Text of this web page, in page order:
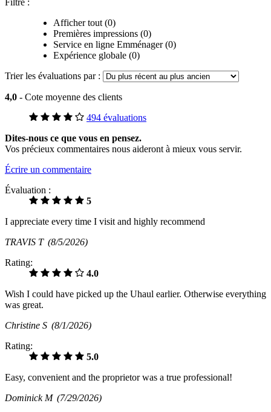
Afficher tout (0)
Premières impressions (0)
Service en ligne Emménager (0)
Expérience globale (0)
Trier les évaluations par :
4,0 - Cote moyenne des clients
494 évaluations
Dites-nous ce que vous en pensez.
Vos précieux commentaires nous aideront à mieux vous servir.
Écrire un commentaire
Évaluation :
5
I appreciate every time I visit and highly recommend
TRAVIS T (8/5/2026)
Rating:
4.0
Wish I could have picked up the Uhaul earlier. Otherwise everything
was great.
Christine S (8/1/2026)
Rating:
5.0
Easy, convenient and the proprietor was a true professional!
Dominick M (7/29/2026)